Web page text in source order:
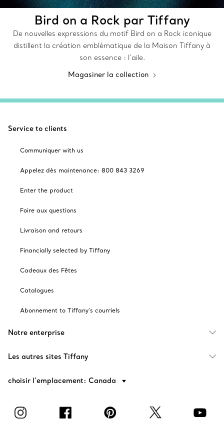
Bird on a Rock par Tiffany
De nouvelles expressions du motif Bird on a Rock iconique
distillent la création emblématique de la Maison Tiffany à
son essence : l’aile.
Magasiner la collection
Service to clients
Communiquer with us
Appelez dès maintenance: 800 843 3269
Enter the product
Foire aux questions
Livraison and retours
Financially selected by Tiffany
Cadeaux des Fêtes
Catalogues
Abonnement to Tiffany's courriels
Notre enterprise
Les autres sites Tiffany
choisir l’emplacement: Canada